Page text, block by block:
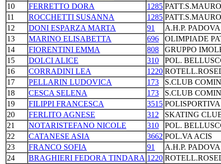
10
FERRETTO DORA 1285
11
ROCCHETTI SUSANNA 1285
12
DONI ESPARZA MARTA 91
A.H.P.
13
MARINO ELISABETTA 696
OLIMPIADE
14
FIORENTINI EMMA 808
GRUPPO
15
DOLCI ALICE 310
POL.
16
CORRADINI LEA 1220
17
PELLARIN LUDOVICA 173
S.CLUB
18
CESCA SELENA 173
S.CLUB
19
FILIPPI FRANCESCA 3515
20
FERLITO AGNESE 312
SKATING
21
NOTARISTEFANO NICOLE 310
POL.
22
CATANESE ASIA 3662 POL.VA ACIS
23
FRANCO SOFIA 91
A.H.P.
24
BRAGHIERI FEDORA TINDARA 1220